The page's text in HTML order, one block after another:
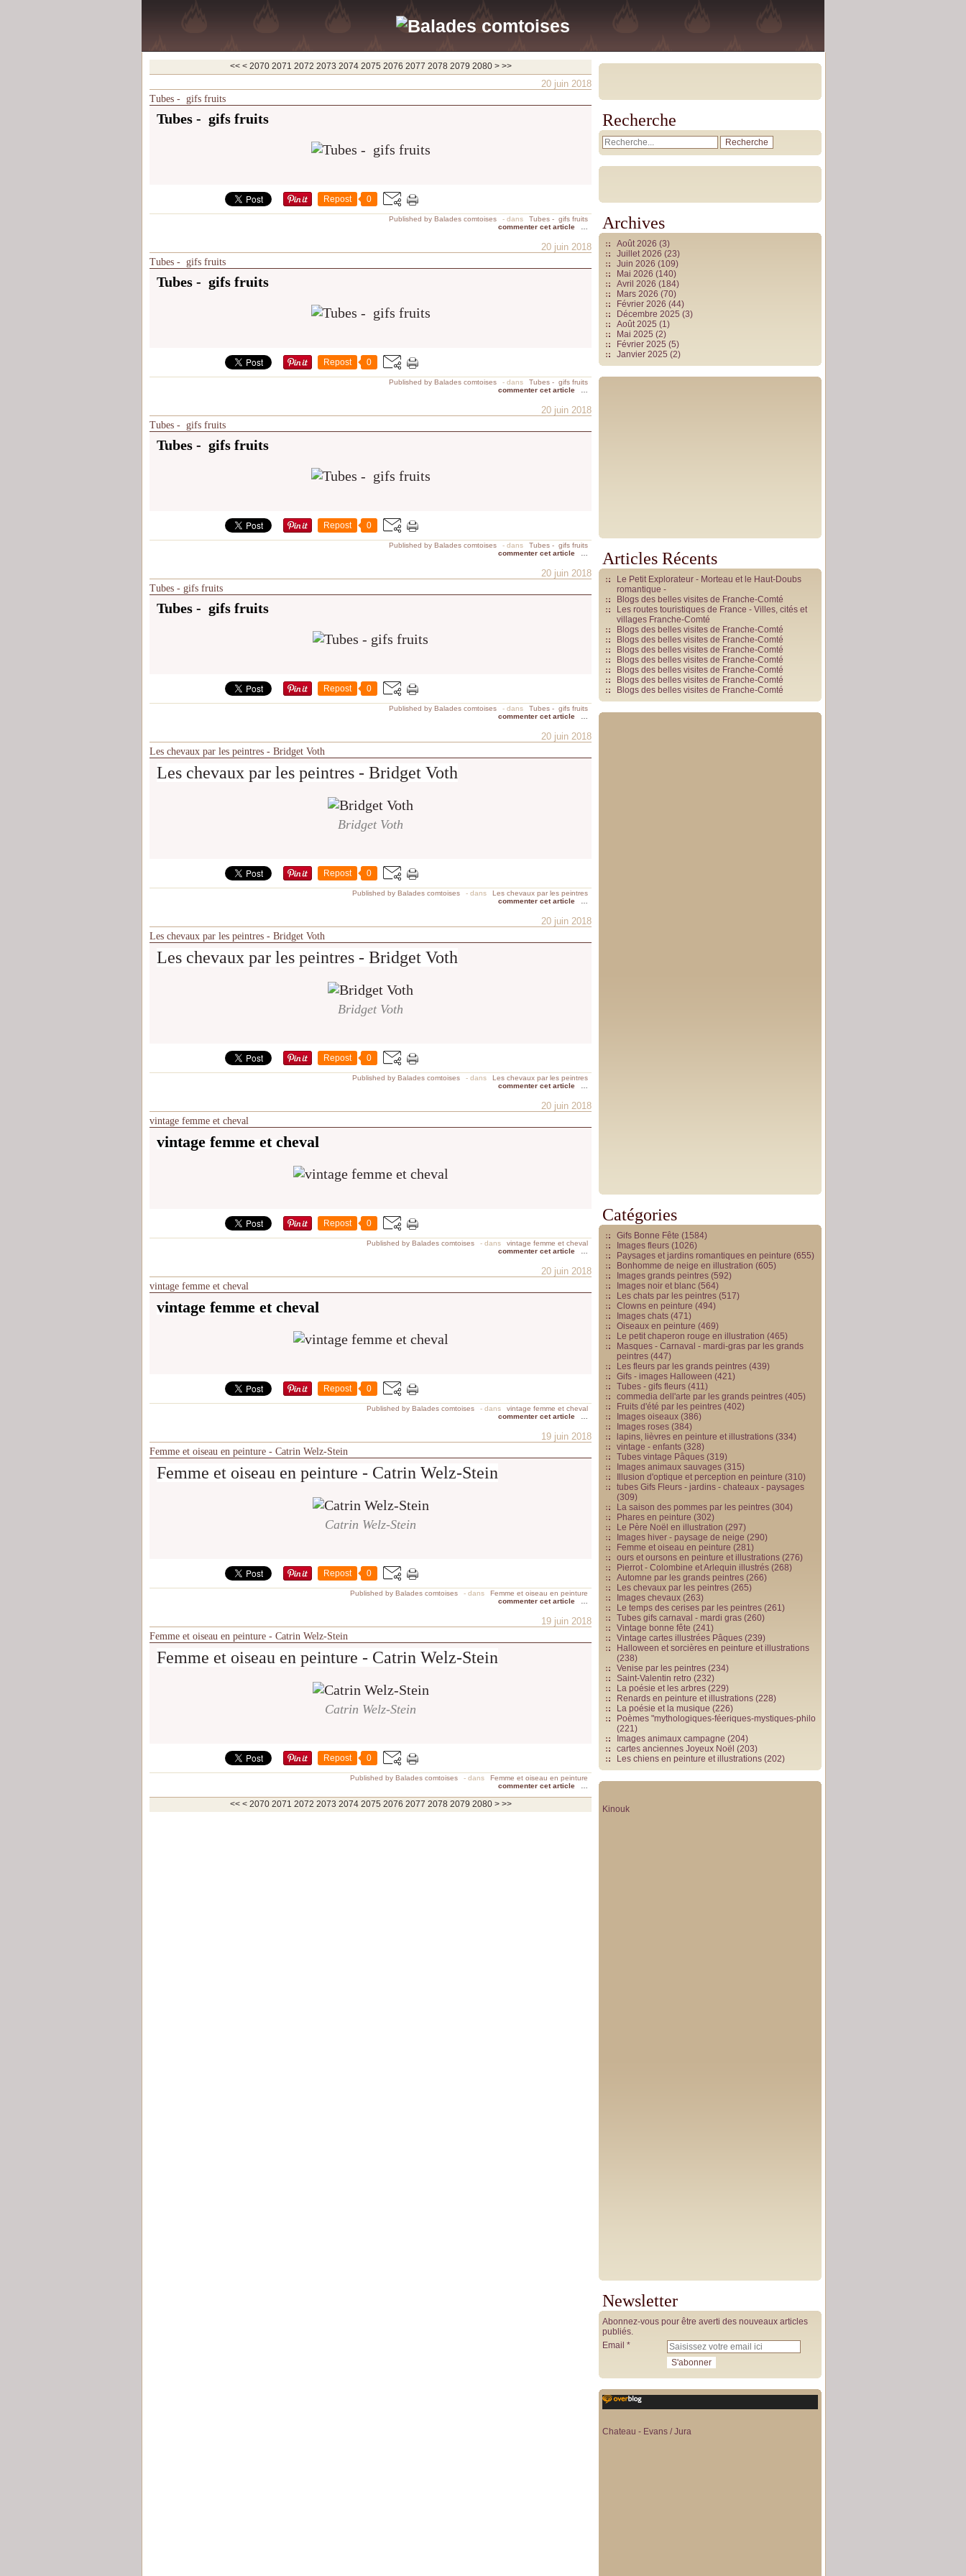
<< < 2000
2010
2020
2030
2040
2050
2060
2070 2071 2072 2073 2074 2075 2076 2077 2078 2079 2080 2090
2100
2200
2300
2400
2500
2600
2700
2800
2900
3000
3100
3200
3300
3400
3500
3600
3700
> >>
20 juin 2018
Tubes - gifs fruits
Tubes - gifs fruits
Repost 0
Published by Balades comtoises - dans
Tubes - gifs fruits
commenter cet article
20 juin 2018
Tubes - gifs fruits
Tubes - gifs fruits
Repost 0
Published by Balades comtoises - dans
Tubes - gifs fruits
commenter cet article
20 juin 2018
Tubes - gifs fruits
Tubes - gifs fruits
Repost 0
Published by Balades comtoises - dans
Tubes - gifs fruits
commenter cet article
20 juin 2018
Tubes - gifs fruits
Tubes - gifs fruits
Repost 0
Published by Balades comtoises - dans
Tubes - gifs fruits
commenter cet article
20 juin 2018
Les chevaux par les peintres - Bridget Voth
Les chevaux par les peintres - Bridget Voth
Bridget Voth
Repost 0
Published by Balades comtoises - dans
Les chevaux par les peintres
commenter cet article
20 juin 2018
Les chevaux par les peintres - Bridget Voth
Les chevaux par les peintres - Bridget Voth
Bridget Voth
Repost 0
Published by Balades comtoises - dans
Les chevaux par les peintres
commenter cet article
20 juin 2018
vintage femme et cheval
vintage femme et cheval
Repost 0
Published by Balades comtoises - dans
vintage femme et cheval
commenter cet article
20 juin 2018
vintage femme et cheval
vintage femme et cheval
Repost 0
Published by Balades comtoises - dans
vintage femme et cheval
commenter cet article
19 juin 2018
Femme et oiseau en peinture - Catrin Welz-Stein
Femme et oiseau en peinture - Catrin Welz-Stein
Catrin Welz-Stein
Repost 0
Published by Balades comtoises - dans
Femme et oiseau en peinture
commenter cet article
19 juin 2018
Femme et oiseau en peinture - Catrin Welz-Stein
Femme et oiseau en peinture - Catrin Welz-Stein
Catrin Welz-Stein
Repost 0
Published by Balades comtoises - dans
Femme et oiseau en peinture
commenter cet article
<< < 2000
2010
2020
2030
2040
2050
2060
2070 2071 2072 2073 2074 2075 2076 2077 2078 2079 2080 2090
2100
2200
2300
2400
2500
2600
2700
2800
2900
3000
3100
3200
3300
3400
3500
3600
3700
> >>
Recherche
Archives
Août 2026 (3)
Juillet 2026 (23)
Juin 2026 (109)
Mai 2026 (140)
Avril 2026 (184)
Mars 2026 (70)
Février 2026 (44)
Décembre 2025 (3)
Août 2025 (1)
Mai 2025 (2)
Février 2025 (5)
Janvier 2025 (2)
Articles Récents
Le Petit Explorateur - Morteau et le Haut-Doubs
romantique -
Blogs des belles visites de Franche-Comté
Les routes touristiques de France - Villes, cités et
villages Franche-Comté
Blogs des belles visites de Franche-Comté
Blogs des belles visites de Franche-Comté
Blogs des belles visites de Franche-Comté
Blogs des belles visites de Franche-Comté
Blogs des belles visites de Franche-Comté
Blogs des belles visites de Franche-Comté
Blogs des belles visites de Franche-Comté
Catégories
Gifs Bonne Fête (1584)
Images fleurs (1026)
Paysages et jardins romantiques en peinture (655)
Bonhomme de neige en illustration (605)
Images grands peintres (592)
Images noir et blanc (564)
Les chats par les peintres (517)
Clowns en peinture (494)
Images chats (471)
Oiseaux en peinture (469)
Le petit chaperon rouge en illustration (465)
Masques - Carnaval - mardi-gras par les grands
peintres (447)
Les fleurs par les grands peintres (439)
Gifs - images Halloween (421)
Tubes - gifs fleurs (411)
commedia dell'arte par les grands peintres (405)
Fruits d'été par les peintres (402)
Images oiseaux (386)
Images roses (384)
lapins, lièvres en peinture et illustrations (334)
vintage - enfants (328)
Tubes vintage Pâques (319)
Images animaux sauvages (315)
Illusion d'optique et perception en peinture (310)
tubes Gifs Fleurs - jardins - chateaux - paysages
(309)
La saison des pommes par les peintres (304)
Phares en peinture (302)
Le Père Noël en illustration (297)
Images hiver - paysage de neige (290)
Femme et oiseau en peinture (281)
ours et oursons en peinture et illustrations (276)
Pierrot - Colombine et Arlequin illustrés (268)
Automne par les grands peintres (266)
Les chevaux par les peintres (265)
Images chevaux (263)
Le temps des cerises par les peintres (261)
Tubes gifs carnaval - mardi gras (260)
Vintage bonne fête (241)
Vintage cartes illustrées Pâques (239)
Halloween et sorcières en peinture et illustrations
(238)
Venise par les peintres (234)
Saint-Valentin retro (232)
La poésie et les arbres (229)
Renards en peinture et illustrations (228)
La poésie et la musique (226)
Poèmes "mythologiques-féeriques-mystiques-philo
(221)
Images animaux campagne (204)
cartes anciennes Joyeux Noël (203)
Les chiens en peinture et illustrations (202)
Kinouk
Newsletter
Abonnez-vous pour être averti des nouveaux articles
publiés.
Email
Chateau - Evans / Jura